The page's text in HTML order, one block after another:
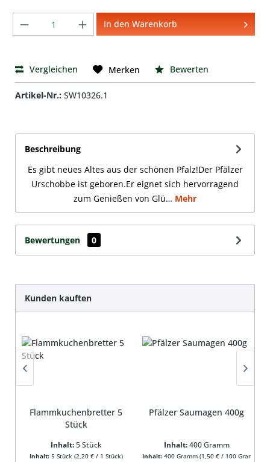
Produkt Anzahl: Gib den
In den Warenkorb
Vergleichen Merken Bewerten
Artikel-Nr.: SW10326.1
Beschreibung
Es gibt neues Altes aus der schönen Pfalz!Der Pfälzer
Urschobbe ist geboren.Er eignet sich hervorragend
zum Genießen von Glü… Mehr
Bewertungen 0
Kunden kauften
Flammkuchenbretter 5
Stück
Inhalt:5 Stück
Inhalt: 5 Stück (2,20 € / 1 Stück)
Pfälzer Saumagen 400g
Inhalt:400 Gramm
Inhalt: 400 Gramm (1,50 € / 100 Gramm)